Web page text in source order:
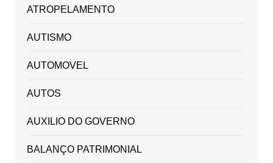
ATROPELAMENTO
AUTISMO
AUTOMOVEL
AUTOS
AUXILIO DO GOVERNO
BALANÇO PATRIMONIAL